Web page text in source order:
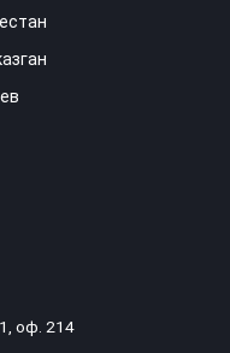
оф. 214